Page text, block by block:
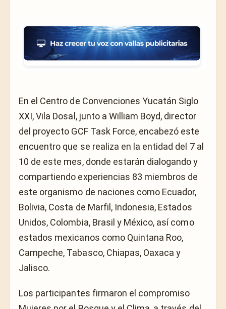
En el Centro de Convenciones Yucatán Siglo
XXI, Vila Dosal, junto a William Boyd, director
del proyecto GCF Task Force, encabezó este
encuentro que se realiza en la entidad del 7 al
10 de este mes, donde estarán dialogando y
compartiendo experiencias 83 miembros de
este organismo de naciones como Ecuador,
Bolivia, Costa de Marfil, Indonesia, Estados
Unidos, Colombia, Brasil y México, así como
estados mexicanos como Quintana Roo,
Campeche, Tabasco, Chiapas, Oaxaca y
Jalisco.
Los participantes firmaron el compromiso